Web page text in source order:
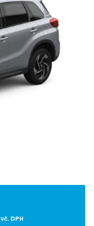
vč. DPH